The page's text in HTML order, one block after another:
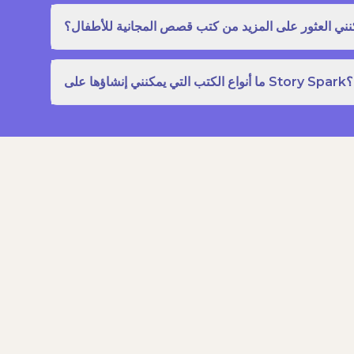
العثور على المزيد من كتب قصص المجانية للأطفال؟
ما أنواع الكتب التي يمكنني إنشاؤها على Story Spark؟